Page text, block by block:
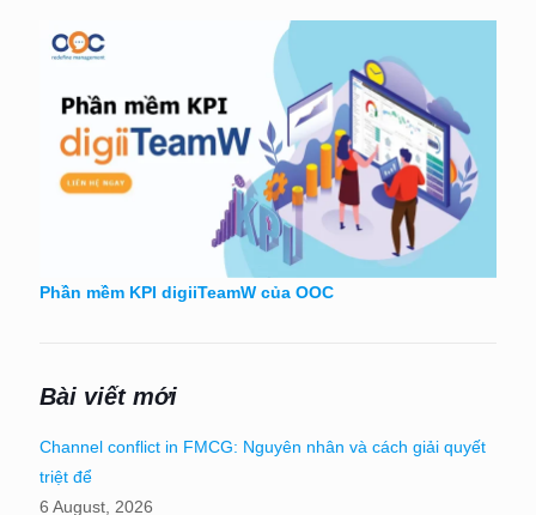
Phần mềm KPI digiiTeamW của OOC
Bài viết mới
Channel conflict in FMCG: Nguyên nhân và cách giải quyết
triệt để
6 August, 2026